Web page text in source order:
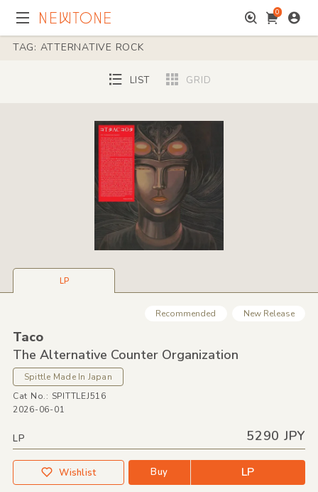
0
TAG: ATTERNATIVE ROCK
LIST GRID
LP
Recommended New Release
Taco
The Alternative Counter Organization
Spittle Made In Japan
Cat No.: SPITTLEJ516
2026-06-01
LP 5290 JPY
Wishlist Buy LP